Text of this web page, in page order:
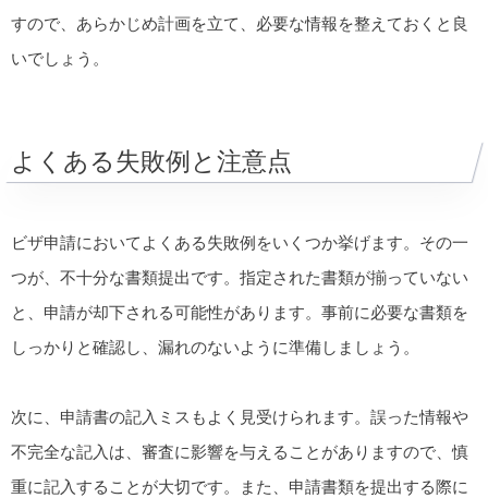
すので、あらかじめ計画を立て、必要な情報を整えておくと良
いでしょう。
よくある失敗例と注意点
ビザ申請においてよくある失敗例をいくつか挙げます。その一
つが、不十分な書類提出です。指定された書類が揃っていない
と、申請が却下される可能性があります。事前に必要な書類を
しっかりと確認し、漏れのないように準備しましょう。
次に、申請書の記入ミスもよく見受けられます。誤った情報や
不完全な記入は、審査に影響を与えることがありますので、慎
重に記入することが大切です。また、申請書類を提出する際に